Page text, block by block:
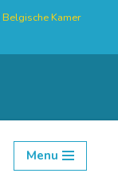
Belgische Kamer
Menu